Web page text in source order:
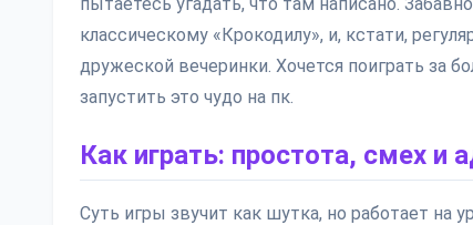
классическому «Крокодилу», и, кстати,
дружеской вечеринки. Хочется поиграть за
запустить это чудо на пк.
Как играть: простота, смех и
Суть игры звучит как шутка, но работает на